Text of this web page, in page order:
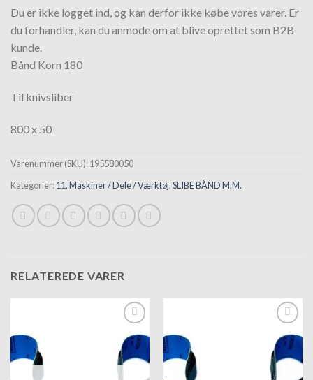
Du er ikke logget ind, og kan derfor ikke købe vores varer. Er
du forhandler, kan du anmode om at blive oprettet som B2B
kunde.
Bånd Korn 180
Til knivsliber
800 x 50
Varenummer (SKU):195580050
Kategorier:11. Maskiner / Dele / Værktøj,SLIBE BÅND M.M.
RELATEREDE VARER
Tilføj til
hurtigliste
Tilføj til
hurtigliste